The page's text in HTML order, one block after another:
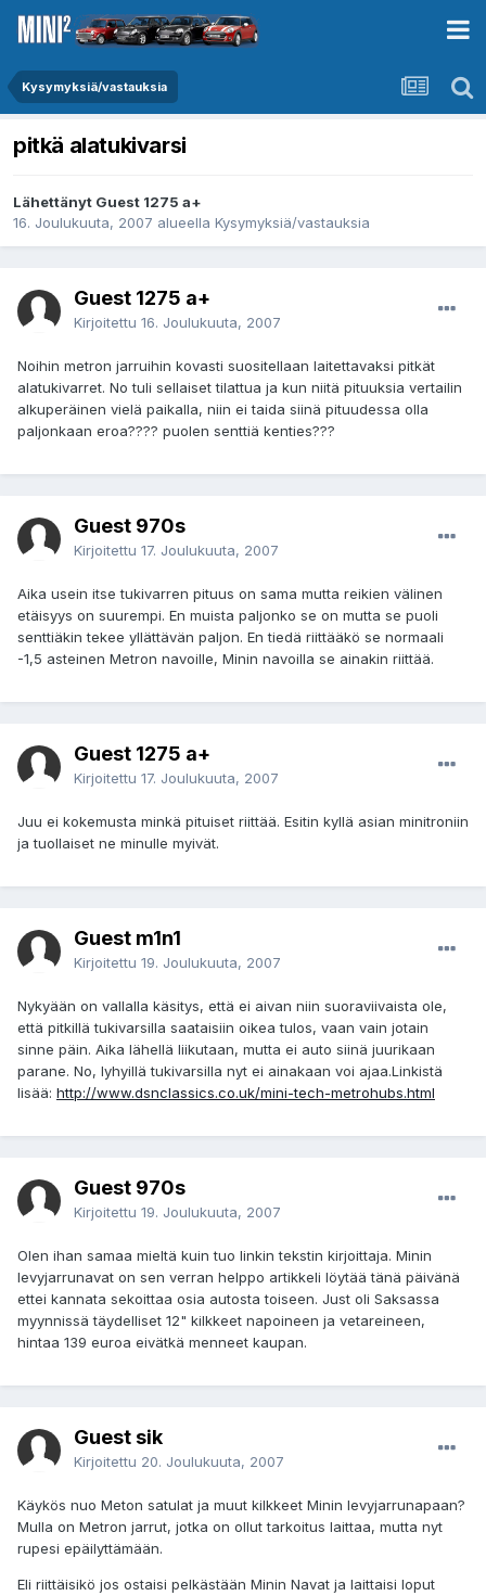
Kysymyksiä/vastauksia
pitkä alatukivarsi
Lähettänyt Guest 1275 a+
16. Joulukuuta, 2007 alueella Kysymyksiä/vastauksia
Guest 1275 a+
Kirjoitettu 16. Joulukuuta, 2007
Noihin metron jarruihin kovasti suositellaan laitettavaksi pitkät
alatukivarret. No tuli sellaiset tilattua ja kun niitä pituuksia vertailin
alkuperäinen vielä paikalla, niin ei taida siinä pituudessa olla
paljonkaan eroa???? puolen senttiä kenties???
Guest 970s
Kirjoitettu 17. Joulukuuta, 2007
Aika usein itse tukivarren pituus on sama mutta reikien välinen
etäisyys on suurempi. En muista paljonko se on mutta se puoli
senttiäkin tekee yllättävän paljon. En tiedä riittääkö se normaali
-1,5 asteinen Metron navoille, Minin navoilla se ainakin riittää.
Guest 1275 a+
Kirjoitettu 17. Joulukuuta, 2007
Juu ei kokemusta minkä pituiset riittää. Esitin kyllä asian minitroniin
ja tuollaiset ne minulle myivät.
Guest m1n1
Kirjoitettu 19. Joulukuuta, 2007
Nykyään on vallalla käsitys, että ei aivan niin suoraviivaista ole,
että pitkillä tukivarsilla saataisiin oikea tulos, vaan vain jotain
sinne päin. Aika lähellä liikutaan, mutta ei auto siinä juurikaan
parane. No, lyhyillä tukivarsilla nyt ei ainakaan voi ajaa.Linkistä
lisää: http://www.dsnclassics.co.uk/mini-tech-metrohubs.html
Guest 970s
Kirjoitettu 19. Joulukuuta, 2007
Olen ihan samaa mieltä kuin tuo linkin tekstin kirjoittaja. Minin
levyjarrunavat on sen verran helppo artikkeli löytää tänä päivänä
ettei kannata sekoittaa osia autosta toiseen. Just oli Saksassa
myynnissä täydelliset 12" kilkkeet napoineen ja vetareineen,
hintaa 139 euroa eivätkä menneet kaupan.
Guest sik
Kirjoitettu 20. Joulukuuta, 2007
Käykös nuo Meton satulat ja muut kilkkeet Minin levyjarrunapaan?
Mulla on Metron jarrut, jotka on ollut tarkoitus laittaa, mutta nyt
rupesi epäilyttämään.
Eli riittäisikö jos ostaisi pelkästään Minin Navat ja laittaisi loput